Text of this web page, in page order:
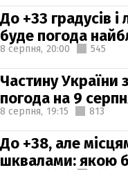
До +33 градусів
буде погода
8 серпня, 20:00 545
Частину України
погода на 9
8 серпня, 19:15 813
До +38, але
шквалами: якою